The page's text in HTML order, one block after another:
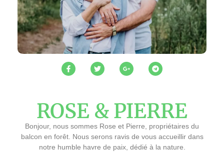
ROSE & PIERRE
Bonjour, nous sommes Rose et Pierre, propriétaires du
balcon en forêt. Nous serons ravis de vous accueillir dans
notre humble havre de paix, dédié à la nature.